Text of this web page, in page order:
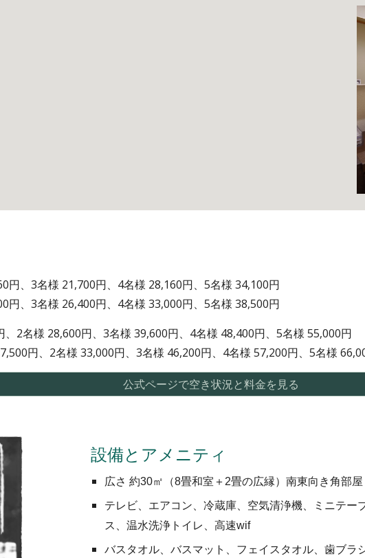
円、3名様 21,700円、4名様 28,160円、 5名様 34,100円
円、3名様 26,400円、4名様 33,000円、5名様 38,500円
、2名様 28,600円、3名様 39,600円、4名様 48,400円、5名様 55,000円
7,500円、2名様 33,000円、3名様 46,200円、4名様 57,200円、5名様 66
公式ページで空き状況と料金を見る
設備とアメニティ
広さ 約30㎡（8畳和室＋2畳の広縁）南東向き角部屋
テレビ、エアコン、冷蔵庫、空気清浄機、ミニテー
ス、温水洗浄トイレ、高速wif
バスタオル、バスマット、フェイスタオル、歯ブ